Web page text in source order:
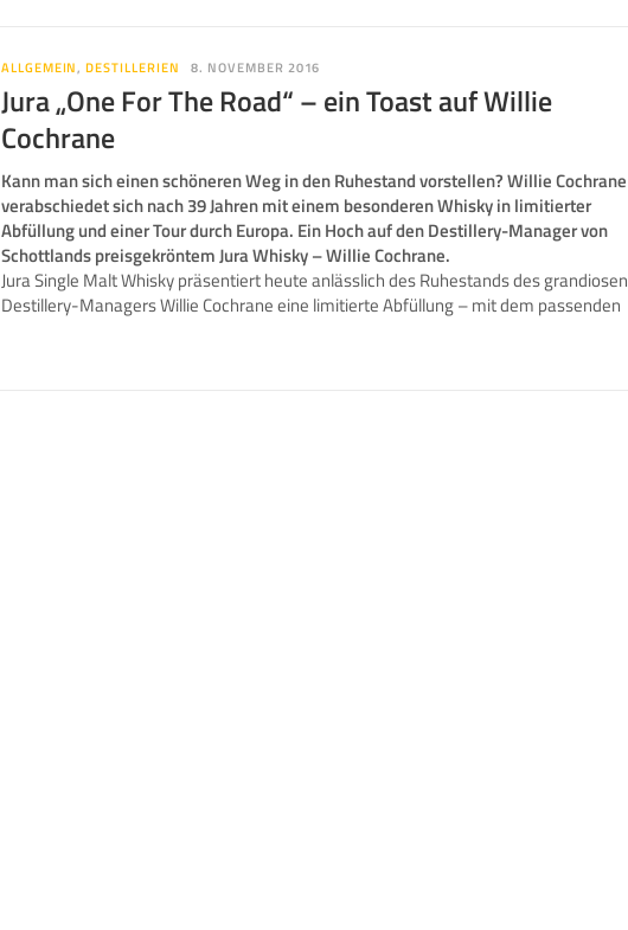
ALLGEMEIN,DESTILLERIEN 8. NOVEMBER 2016
Jura „One For The Road“ – ein Toast auf Willie
Cochrane
Kann man sich einen schöneren Weg in den Ruhestand vorstellen? Willie Cochrane
verabschiedet sich nach 39 Jahren mit einem besonderen Whisky in limitierter
Abfüllung und einer Tour durch Europa. Ein Hoch auf den Destillery-Manager von
Schottlands preisgekröntem Jura Whisky – Willie Cochrane.
Jura Single Malt Whisky präsentiert heute anlässlich des Ruhestands des grandiosen
Destillery-Managers Willie Cochrane eine limitierte Abfüllung – mit dem passenden